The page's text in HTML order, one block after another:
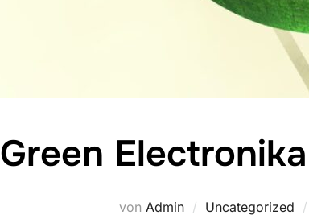
Green
von Admin Uncategorized